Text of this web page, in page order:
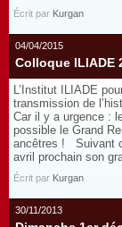
Écrit par Kurgan
04/04/2015
Colloque ILIADE
L’Institut ILIADE
transmission de
Car il y a urgence :
possible le Grand
ancêtres ! Suivant
avril prochain son
Écrit par Kurgan
30/11/2013